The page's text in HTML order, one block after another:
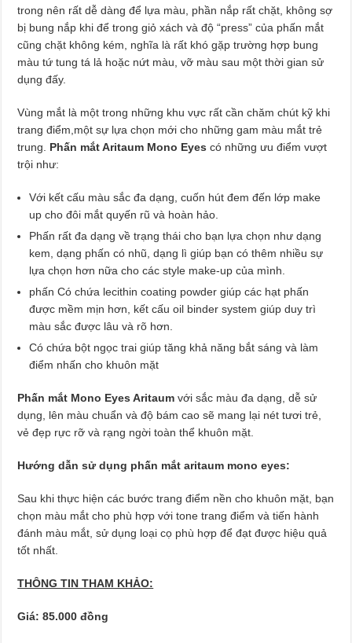
trong nên rất dễ dàng để lựa màu, phần nắp rất chặt, không sợ
bị bung nắp khi để trong giỏ xách và độ “press” của phấn mắt
cũng chặt không kém, nghĩa là rất khó gặp trường hợp bung
màu tứ tung tá lả hoặc nứt màu, vỡ màu sau một thời gian sử
dụng đấy.
Vùng mắt là một trong những khu vực rất cần chăm chút kỹ khi
trang điểm,một sự lựa chọn mới cho những gam màu mắt trẻ
trung.
Phấn mắt Aritaum Mono Eyescó những ưu điểm vượt
trội như:
Với kết cấu màu sắc đa dạng, cuốn hút đem đến lớp make
up cho đôi mắt quyến rũ và hoàn hảo.
Phấn rất đa dạng về trạng thái cho bạn lựa chọn như dạng
kem, dạng phấn có nhũ, dạng lì giúp bạn có thêm nhiều sự
lựa chọn hơn nữa cho các style make-up của mình.
phấn Có chứa lecithin coating powder giúp các hạt phấn
được mềm mịn hơn, kết cấu oil binder system giúp duy trì
màu sắc được lâu và rõ hơn.
Có chứa bột ngọc trai giúp tăng khả năng bắt sáng và làm
điểm nhấn cho khuôn mặt
Phấn mắt Mono Eyes Aritaum với sắc màu đa dạng, dễ sử
dụng, lên màu chuẩn và độ bám cao sẽ mang lại nét tươi trẻ,
vẻ đẹp rực rỡ và rạng ngời toàn thể khuôn mặt.
Hướng dẫn sử dụng phấn mắt aritaum mono eyes:
Sau khi thực hiện các bước trang điểm nền cho khuôn mặt, bạn
chọn màu mắt cho phù hợp với tone trang điểm và tiến hành
đánh màu mắt, sử dụng loại cọ phù hợp để đạt được hiệu quả
tốt nhất.
THÔNG TIN THAM KHẢO:
Giá: 85.000 đồng